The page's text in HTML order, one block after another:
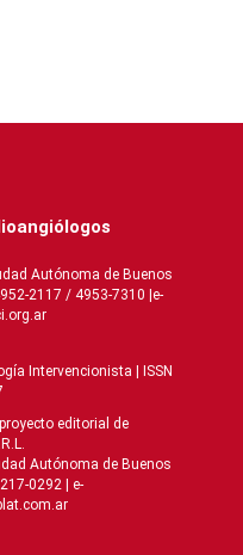
Autónoma de Buenos
2117 / 4953-7310 |e-
Intervencionista | ISSN
editorial de
Autónoma de Buenos
0292 | e-